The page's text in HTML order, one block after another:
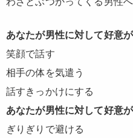
あなたが男性に対して好意
笑顔で話す
相手の体を気遣う
話すきっかけにする
あなたが男性に対して好意
ぎりぎりで避ける